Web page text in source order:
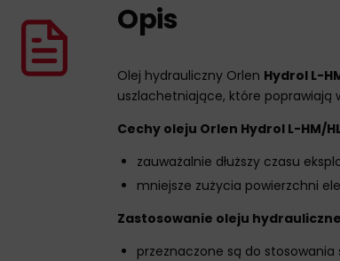
Opis
Olej hydrauliczny Orlen Hydrol L-
uszlachetniające, które poprawiają
Cechy oleju Orlen Hydrol L-HM/
zauważalnie dłuższy czasu
mniejsze zużycia powierzchni
Zastosowanie oleju
przeznaczone są do